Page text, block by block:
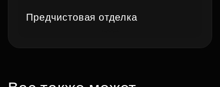
Предчистовая отделка